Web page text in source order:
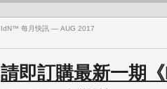
IdN™ 每月快訊 — AUG 2017
請即訂購最新一期